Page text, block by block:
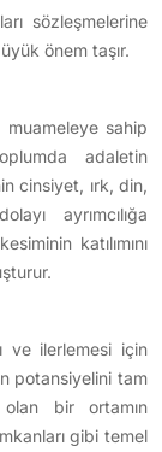
sözleşmelerine
önem taşır.
sahip
adaletin
cinsiyet, ırk, din,
ayrımcılığa
katılımını
ve ilerlemesi için
potansiyelini tam
olan bir ortamın
gibi temel